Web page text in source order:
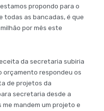
propondo para o
todas as bancadas, é que
por mês este
da secretaria subiria
orçamento respondeu os
de projetos da
secretaria desde a
mandem um projeto e